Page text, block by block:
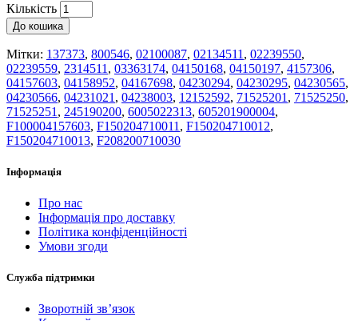
Кількість
До кошика
Мітки: 137373, 800546, 02100087, 02134511 , 02239550,
02239559, 2314511 , 03363174, 04150168, 04150197, 4157306,
04157603, 04158952, 04167698, 04230294, 04230295, 04230565,
04230566, 04231021 , 04238003, 12152592, 71525201 , 71525250,
71525251 , 245190200, 6005022313, 605201900004,
F100004157603, F150204710011 , F150204710012,
F150204710013, F208200710030
Інформація
Про нас
Інформація про доставку
Політика конфіденційності
Умови згоди
Служба підтримки
Зворотній зв’язок